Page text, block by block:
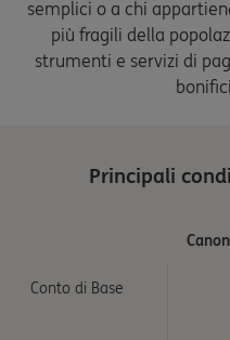
semplici o a chi
più fragili della
strumenti e servizi di
Principali
Conto di Base